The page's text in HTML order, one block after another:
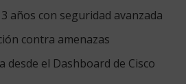
años con seguridad avanzada
contra amenazas
desde el Dashboard de Cisco